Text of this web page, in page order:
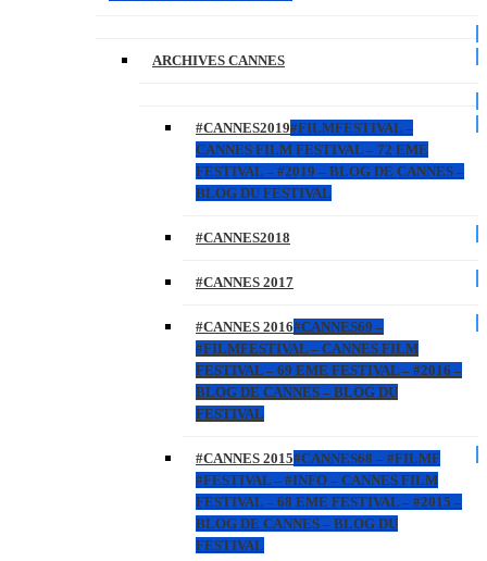
ARCHIVES CANNES
#CANNES2019#FILMFESTIVAL –
CANNES FILM FESTIVAL – 72 EME
FESTIVAL – #2019 – BLOG DE CANNES –
BLOG DU FESTIVAL
#CANNES2018
#CANNES 2017
#CANNES 2016#CANNES69 –
#FILMFESTIVAL – CANNES FILM
FESTIVAL – 69 EME FESTIVAL – #2016 –
BLOG DE CANNES – BLOG DU
FESTIVAL
#CANNES 2015#CANNES68 – #FILMF
#FESTIVAL – #INFO – CANNES FILM
FESTIVAL – 68 EME FESTIVAL – #2015 –
BLOG DE CANNES – BLOG DU
FESTIVAL